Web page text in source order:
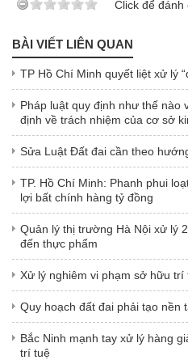
Click để đánh
BÀI VIẾT LIÊN QUAN
TP Hồ Chí Minh quyết liệt xử lý
Pháp luật quy định như thế nào
định về trách nhiệm của cơ sở
Sửa Luật Đất đai cần theo
TP. Hồ Chí Minh: Phanh phui
lợi bất chính hàng tỷ đồng
Quản lý thị trường Hà Nội xử lý
đến thực phẩm
Xử lý nghiêm vi phạm sở hữu trí
Quy hoạch đất đai phải tạo nền
Bắc Ninh mạnh tay xử lý hàng
trí tuệ